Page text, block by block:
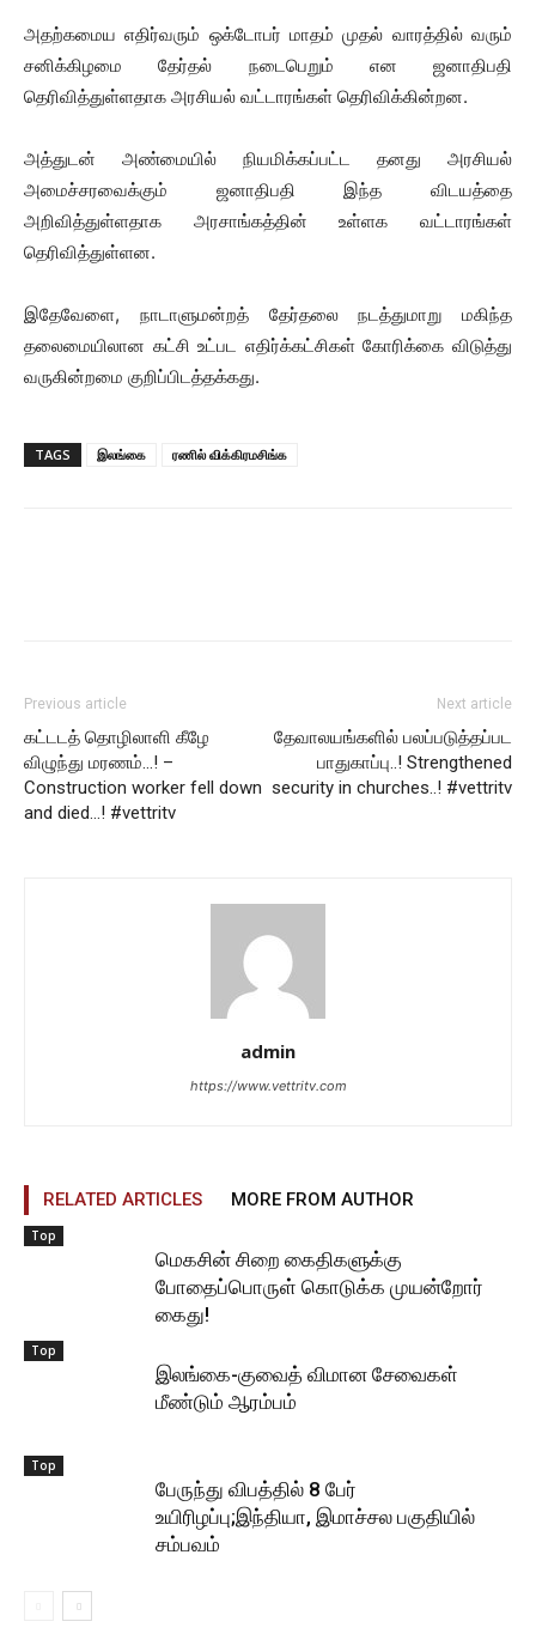
அதற்கமைய எதிர்வரும் ஒக்டோபர் மாதம் முதல் வாரத்தில் வரும்
சனிக்கிழமை தேர்தல் நடைபெறும் என ஜனாதிபதி
தெரிவித்துள்ளதாக அரசியல் வட்டாரங்கள் தெரிவிக்கின்றன.
அத்துடன் அண்மையில் நியமிக்கப்பட்ட தனது அரசியல்
அமைச்சரவைக்கும் ஜனாதிபதி இந்த விடயத்தை
அறிவித்துள்ளதாக அரசாங்கத்தின் உள்ளக வட்டாரங்கள்
தெரிவித்துள்ளன.
இதேவேளை, நாடாளுமன்றத் தேர்தலை நடத்துமாறு மகிந்த
தலைமையிலான கட்சி உட்பட எதிர்க்கட்சிகள் கோரிக்கை விடுத்து
வருகின்றமை குறிப்பிடத்தக்கது.
TAGS இலங்கை ரணில் விக்கிரமசிங்க
Previous article
கட்டடத் தொழிலாளி கீழே
விழுந்து மரணம்…! –
Construction worker fell down
and died…! #vettritv
Next article
தேவாலயங்களில் பலப்படுத்தப்பட
பாதுகாப்பு..! Strengthened
security in churches..! #vettritv
admin
https://www.vettritv.com
RELATED ARTICLES MORE FROM AUTHOR
Top
மெகசின் சிறை கைதிகளுக்கு
போதைப்பொருள் கொடுக்க முயன்றோர்
கைது!
Top
இலங்கை-குவைத் விமான சேவைகள்
மீண்டும் ஆரம்பம்
Top
பேருந்து விபத்தில் 8 பேர்
உயிரிழப்பு;இந்தியா, இமாச்சல பகுதியில்
சம்பவம்